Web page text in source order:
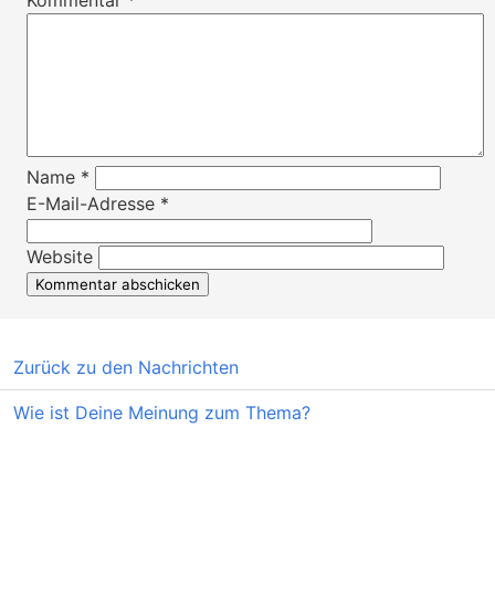
Name *
E-Mail-Adresse *
Website
Zurück zu den Nachrichten
Wie ist Deine Meinung zum Thema?